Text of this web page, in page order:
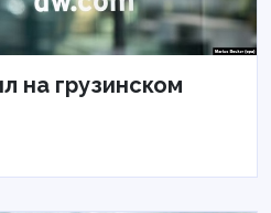
на грузинском